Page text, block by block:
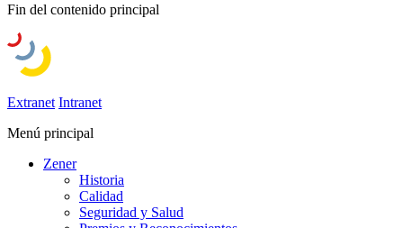
Fin del contenido principal
Extranet Intranet
Menú principal
Zener
Historia
Calidad
Seguridad y Salud